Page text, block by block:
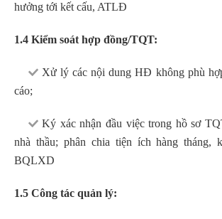
hưởng tới kết cấu, ATLĐ
1.4 Kiểm soát hợp đồng/TQT:
Xử lý các nội dung HĐ không phù
cáo;
Ký xác nhận đầu việc trong hồ sơ
nhà thầu; phân chia tiện ích hàng tháng,
BQLXD
1.5 Công tác quản lý: